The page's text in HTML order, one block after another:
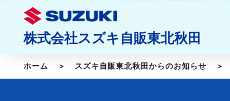
株式会社スズキ自販東北秋田
ホーム スズキ自販東北秋田からのお知らせ